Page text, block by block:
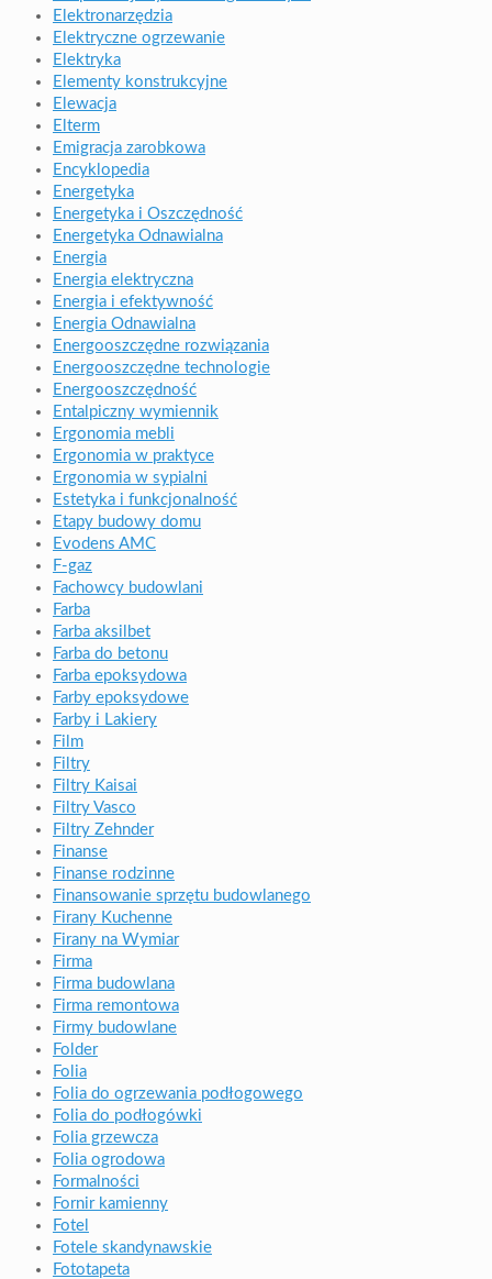
Elektronarzędzia
Elektryczne ogrzewanie
Elektryka
Elementy konstrukcyjne
Elewacja
Elterm
Emigracja zarobkowa
Encyklopedia
Energetyka
Energetyka i Oszczędność
Energetyka Odnawialna
Energia
Energia elektryczna
Energia i efektywność
Energia Odnawialna
Energooszczędne rozwiązania
Energooszczędne technologie
Energooszczędność
Entalpiczny wymiennik
Ergonomia mebli
Ergonomia w praktyce
Ergonomia w sypialni
Estetyka i funkcjonalność
Etapy budowy domu
Evodens AMC
F-gaz
Fachowcy budowlani
Farba
Farba aksilbet
Farba do betonu
Farba epoksydowa
Farby epoksydowe
Farby i Lakiery
Film
Filtry
Filtry Kaisai
Filtry Vasco
Filtry Zehnder
Finanse
Finanse rodzinne
Finansowanie sprzętu budowlanego
Firany Kuchenne
Firany na Wymiar
Firma
Firma budowlana
Firma remontowa
Firmy budowlane
Folder
Folia
Folia do ogrzewania podłogowego
Folia do podłogówki
Folia grzewcza
Folia ogrodowa
Formalności
Fornir kamienny
Fotel
Fotele skandynawskie
Fototapeta